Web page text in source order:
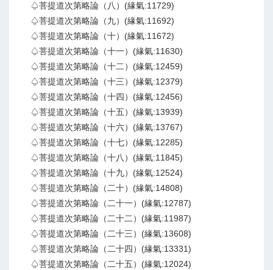
♤菩提道次第略論（八）(緣氣:11729)
♤菩提道次第略論（九）(緣氣:11692)
♤菩提道次第略論（十）(緣氣:11672)
♤菩提道次第略論（十一）(緣氣:11630)
♤菩提道次第略論（十二）(緣氣:12459)
♤菩提道次第略論（十三）(緣氣:12379)
♤菩提道次第略論（十四）(緣氣:12456)
♤菩提道次第略論（十五）(緣氣:13939)
♤菩提道次第略論（十六）(緣氣:13767)
♤菩提道次第略論（十七）(緣氣:12285)
♤菩提道次第略論（十八）(緣氣:11845)
♤菩提道次第略論（十九）(緣氣:12524)
♤菩提道次第略論（二十）(緣氣:14808)
♤菩提道次第略論（二十一）(緣氣:12787)
♤菩提道次第略論（二十二）(緣氣:11987)
♤菩提道次第略論（二十三）(緣氣:13608)
♤菩提道次第略論（二十四）(緣氣:13331)
♤菩提道次第略論（二十五）(緣氣:12024)